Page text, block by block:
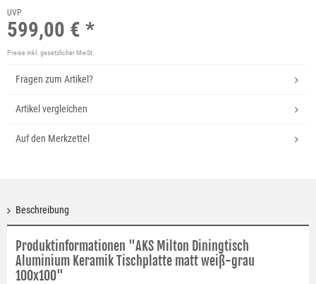
UVP
599,00 € *
Preise inkl. gesetzlicher MwSt.
Fragen zum Artikel?
Artikel vergleichen
Auf den Merkzettel
Beschreibung
Produktinformationen "AKS Milton Diningtisch
Aluminium Keramik Tischplatte matt weiß-grau
100x100"